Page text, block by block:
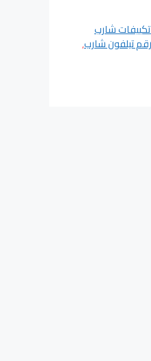
شارب
رقم تيلفون شارب,